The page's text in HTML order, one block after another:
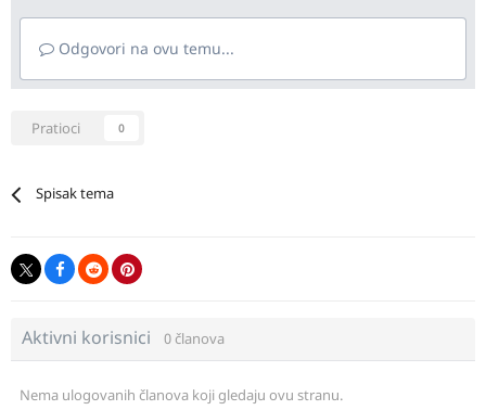
Odgovori na ovu temu...
Pratioci 0
Spisak tema
Aktivni korisnici 0 članova
Nema ulogovanih članova koji gledaju ovu stranu.